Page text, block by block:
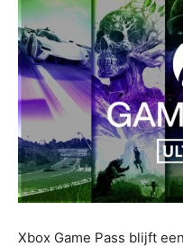
Xbox Game Pass blijft